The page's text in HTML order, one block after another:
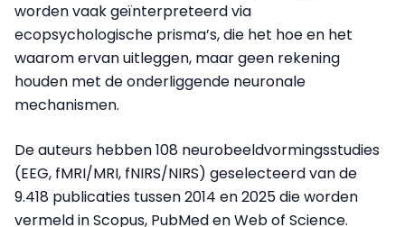
worden vaak geïnterpreteerd via
ecopsychologische prisma’s, die het hoe en het
waarom ervan uitleggen, maar geen rekening
houden met de onderliggende neuronale
mechanismen.
De auteurs hebben 108 neurobeeldvormingsstudies
(EEG, fMRI/MRI, fNIRS/NIRS) geselecteerd van de
9.418 publicaties tussen 2014 en 2025 die worden
vermeld in Scopus, PubMed en Web of Science.